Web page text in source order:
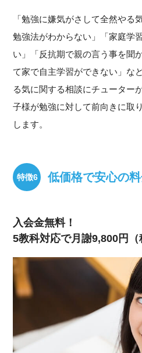
「勉強に嫌気がさして全然やる
勉強法がわからない」「家庭学
い」「反抗期で親の言う事を聞
て家で自主学習ができない」な
る気に関する相談にチューター
子様が勉強に対して前向きに取
します。
低価格で安心の
入会金無料！
5教科対応で月謝9,800円（